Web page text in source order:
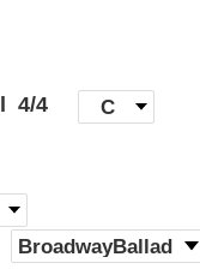
4/4 C ]
(BroadwayBallad)